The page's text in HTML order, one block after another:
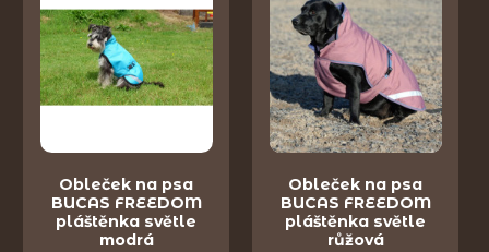
Obleček na psa
BUCAS FREEDOM
pláštěnka světle
modrá
Obleček na psa
BUCAS FREEDOM
pláštěnka světle
růžová